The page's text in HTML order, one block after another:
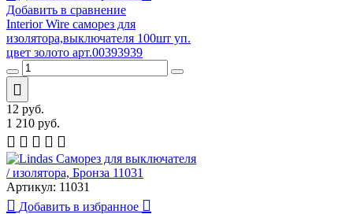
Добавить в сравнение
Interior Wire cаморез для
изолятора,выключателя 100шт уп.
цвет золото арт.00393939
12 руб.
1 210 руб.
Артикул: 11031
Добавить в избранное